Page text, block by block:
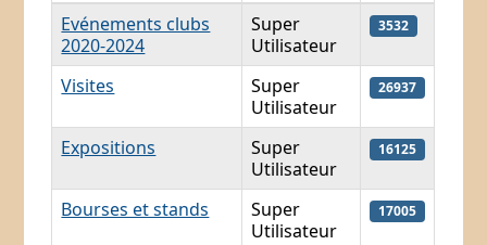
Articles
Evénements clubs
2020-2024
Super
Utilisateur
3532
Visites
Super
Utilisateur
26937
Expositions
Super
Utilisateur
16125
Bourses et stands
Super
Utilisateur
17005